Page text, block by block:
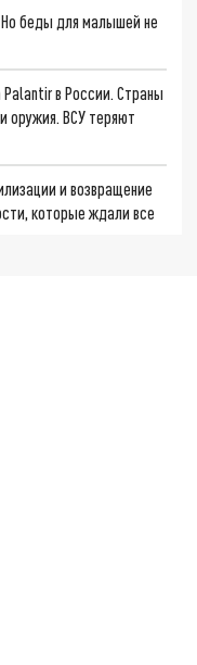
беды для малышей не
в России. Страны
оружия. ВСУ теряют
и возвращение
которые ждали все